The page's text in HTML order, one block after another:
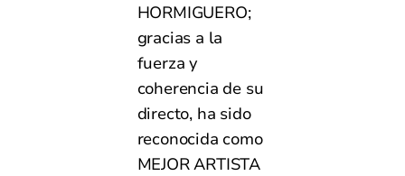
HORMIGUERO;
gracias a la
fuerza y
coherencia de su
directo, ha sido
reconocida como
MEJOR ARTISTA